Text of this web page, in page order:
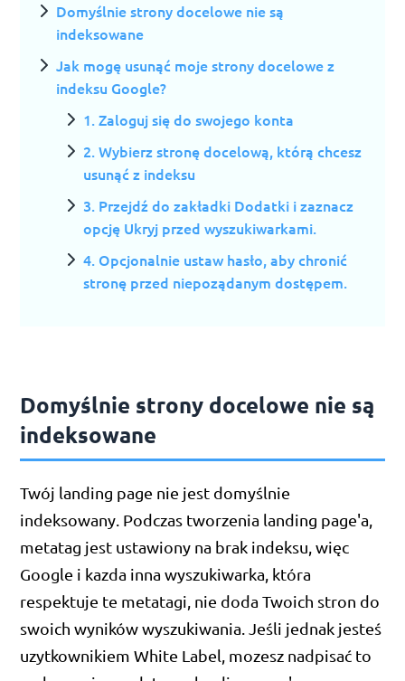
Domyślnie strony docelowe nie są
indeksowane
Jak mogę usunąć moje strony docelowe z
indeksu Google?
1. Zaloguj się do swojego konta
2. Wybierz stronę docelową, którą chcesz
usunąć z indeksu
3. Przejdź do zakładki Dodatki i zaznacz
opcję Ukryj przed wyszukiwarkami.
4. Opcjonalnie ustaw hasło, aby chronić
stronę przed niepoządanym dostępem.
Domyślnie strony docelowe nie są
indeksowane
Twój landing page nie jest domyślnie
indeksowany. Podczas tworzenia landing page'a,
metatag jest ustawiony na brak indeksu, więc
Google i kazda inna wyszukiwarka, która
respektuje te metatagi, nie doda Twoich stron do
swoich wyników wyszukiwania. Jeśli jednak jesteś
uzytkownikiem White Label, mozesz nadpisać to